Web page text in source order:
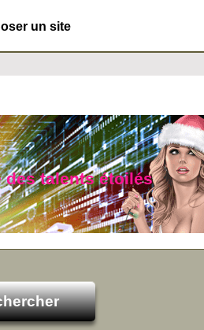
un site
des talents étoilés